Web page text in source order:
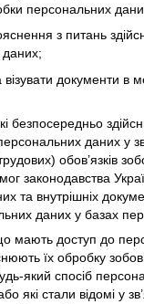
персональних
з питань
візувати документи в
безпосередньо
даних у
обов’язків
законодавства
та внутрішніх
даних у базах
мають доступ до
їх обробку
який спосіб
які стали відомі у